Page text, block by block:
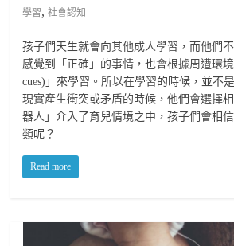
學習,社會認知
孩子們天生就會向其他成人學習，而他們
感覺到「正確」的事情，也會根據周遭環
cues)」來學習。所以在學習的時候，並不
現實產生衝突或矛盾的時候，他們會選擇
器人」介入了育兒情境之中，孩子們會相
類呢？
Read more